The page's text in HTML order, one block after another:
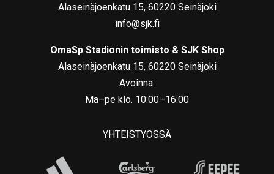
Alaseinäjoenkatu 15, 60220 Seinäjoki
info@sjk.fi
OmaSp Stadionin toimisto & SJK Shop
Alaseinäjoenkatu 15, 60220 Seinäjoki
Avoinna:
Ma–pe klo. 10:00–16:00
YHTEISTYÖSSÄ